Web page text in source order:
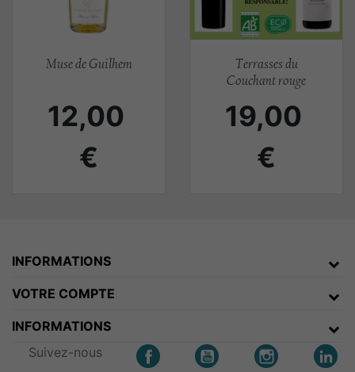
Aperçu rapide
Muse de Guilhem
Prix
12,00
€
Aperçu rapide
Terrasses du
Couchant rouge
Prix
19,00
€
INFORMATIONS
VOTRE COMPTE
INFORMATIONS
Suivez-nous